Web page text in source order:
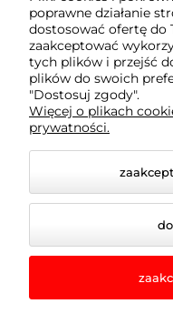
Informacje
Kontakt
Płatności
© 2026
Styl graficzny
poprawne działanie
dostosować ofertę do
zaakceptować
tych plików i przejść
plików do swoich
"Dostosuj zgody".
Więcej o plikach
prywatności.